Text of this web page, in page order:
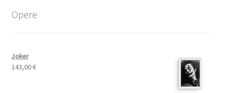
Opere
Joker
143,00€